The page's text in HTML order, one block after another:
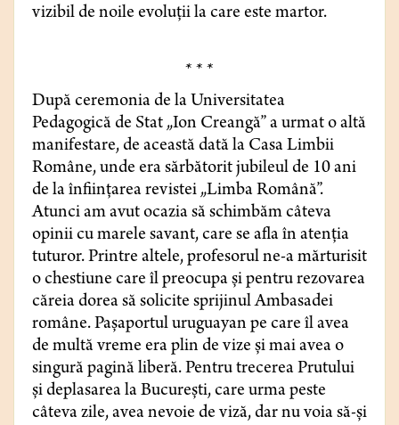
vizibil de noile evoluții la care este martor.
* * *
După ceremonia de la Universitatea
Pedagogică de Stat „Ion Creangă” a urmat o altă
manifestare, de această dată la Casa Limbii
Române, unde era sărbătorit jubileul de 10 ani
de la înființarea revistei „Limba Română”.
Atunci am avut ocazia să schimbăm câteva
opinii cu marele savant, care se afla în atenția
tuturor. Printre altele, profesorul ne-a mărturisit
o chestiune care îl preocupa și pentru rezovarea
căreia dorea să solicite sprijinul Ambasadei
române. Pașaportul uruguayan pe care îl avea
de multă vreme era plin de vize și mai avea o
singură pagină liberă. Pentru trecerea Prutului
și deplasarea la București, care urma peste
câteva zile, avea nevoie de viză, dar nu voia să-și